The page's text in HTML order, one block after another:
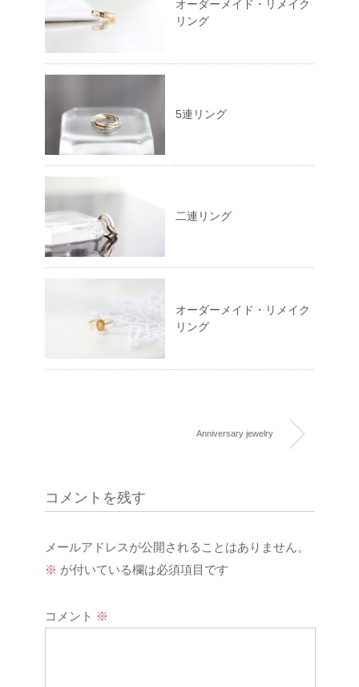
オーダーメイド・リメイク
リング
5連リング
二連リング
オーダーメイド・リメイク
リング
Anniversary jewelry
コメントを残す
メールアドレスが公開されることはありません。
※ が付いている欄は必須項目です
コメント ※